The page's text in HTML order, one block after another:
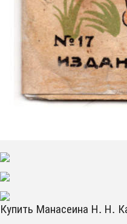
Купить Манасеина Н. Н.